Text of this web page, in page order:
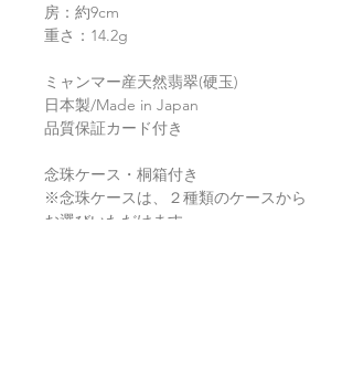
房：約9cm
重さ：14.2g
ミャンマー産天然翡翠(硬玉)
日本製/Made in Japan
品質保証カード付き
念珠ケース・桐箱付き
※念珠ケースは、２種類のケースから
お選びいただけます。